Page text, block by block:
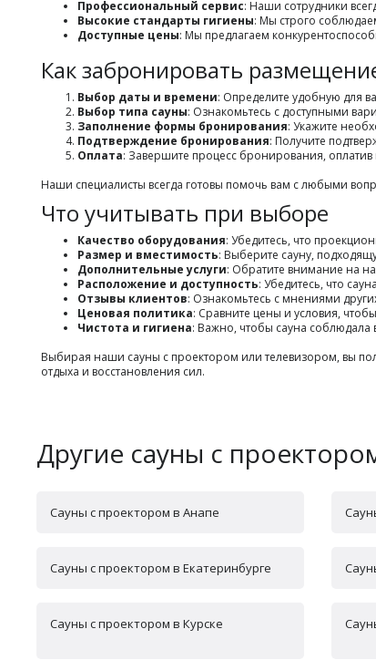
Профессиональный сервис: Наши сотрудники
Высокие стандарты гигиены: Мы строго
Доступные цены: Мы предлагаем
Как забронировать
Выбор даты и времени: Определите удобную для
Выбор типа сауны: Ознакомьтесь с доступными
Заполнение формы бронирования: Укажите
Подтверждение бронирования: Получите
Оплата: Завершите процесс бронирования,
Наши специалисты всегда готовы помочь вам с любыми
Что учитывать при выборе
Качество оборудования: Убедитесь, что
Размер и вместимость: Выберите сауну,
Дополнительные услуги: Обратите внимание на
Расположение и доступность: Убедитесь, что
Отзывы клиентов: Ознакомьтесь с мнениями
Ценовая политика: Сравните цены и условия,
Чистота и гигиена: Важно, чтобы сауна соблюдала
Выбирая наши сауны с проектором или телевизором, вы
отдыха и восстановления сил.
Другие сауны с
Сауны с проектором в Анапе
Сауны с проектором в Екатеринбурге
Сауны с проектором в Курске